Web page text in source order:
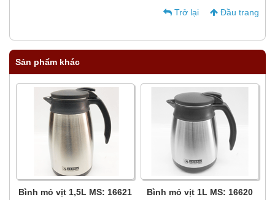
Trở lại
Đầu trang
Sản phẩm khác
Bình mỏ vịt 1,5L MS: 16621 Bình mỏ vịt 1L MS: 16620